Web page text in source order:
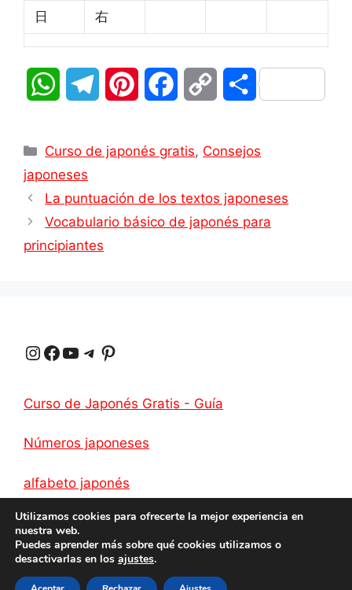
日 右
W
a
t
s
A
l
g
r
n
e
c
b
p
L
C
m
a
Categorías
Curso de japonés gratis, Consejos
japoneses
La puntuación de los textos japoneses
Vocabulario básico de japonés para
principiantes
Instagram Facebook YouTube Telegrama Pinterest
Curso de Japonés Gratis - Guía
Números japoneses
alfabeto japonés
Utilizamos cookies para ofrecerte la mejor experiencia en
nuestra web.
Puedes aprender más sobre qué cookies utilizamos o
desactivarlas en los ajustes.